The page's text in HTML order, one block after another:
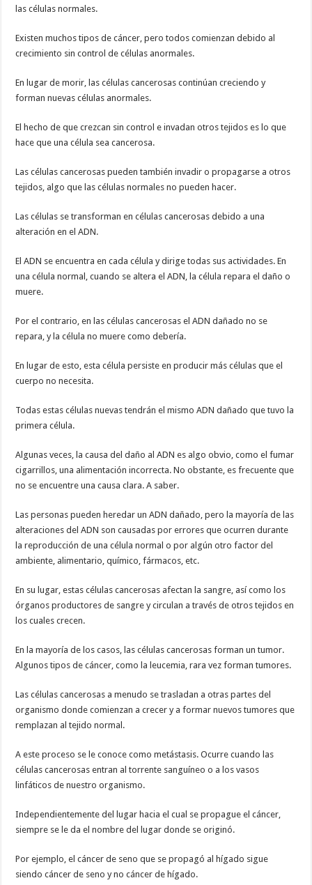
las células normales.
Existen muchos tipos de cáncer, pero todos comienzan debido al
crecimiento sin control de células anormales.
En lugar de morir, las células cancerosas continúan creciendo y
forman nuevas células anormales.
El hecho de que crezcan sin control e invadan otros tejidos es lo que
hace que una célula sea cancerosa.
Las células cancerosas pueden también invadir o propagarse a otros
tejidos, algo que las células normales no pueden hacer.
Las células se transforman en células cancerosas debido a una
alteración en el ADN.
El ADN se encuentra en cada célula y dirige todas sus actividades. En
una célula normal, cuando se altera el ADN, la célula repara el daño o
muere.
Por el contrario, en las células cancerosas el ADN dañado no se
repara, y la célula no muere como debería.
En lugar de esto, esta célula persiste en producir más células que el
cuerpo no necesita.
Todas estas células nuevas tendrán el mismo ADN dañado que tuvo la
primera célula.
Algunas veces, la causa del daño al ADN es algo obvio, como el fumar
cigarrillos, una alimentación incorrecta. No obstante, es frecuente que
no se encuentre una causa clara. A saber.
Las personas pueden heredar un ADN dañado, pero la mayoría de las
alteraciones del ADN son causadas por errores que ocurren durante
la reproducción de una célula normal o por algún otro factor del
ambiente, alimentario, químico, fármacos, etc.
En su lugar, estas células cancerosas afectan la sangre, así como los
órganos productores de sangre y circulan a través de otros tejidos en
los cuales crecen.
En la mayoría de los casos, las células cancerosas forman un tumor.
Algunos tipos de cáncer, como la leucemia, rara vez forman tumores.
Las células cancerosas a menudo se trasladan a otras partes del
organismo donde comienzan a crecer y a formar nuevos tumores que
remplazan al tejido normal.
A este proceso se le conoce como metástasis. Ocurre cuando las
células cancerosas entran al torrente sanguíneo o a los vasos
linfáticos de nuestro organismo.
Independientemente del lugar hacia el cual se propague el cáncer,
siempre se le da el nombre del lugar donde se originó.
Por ejemplo, el cáncer de seno que se propagó al hígado sigue
siendo cáncer de seno y no cáncer de hígado.